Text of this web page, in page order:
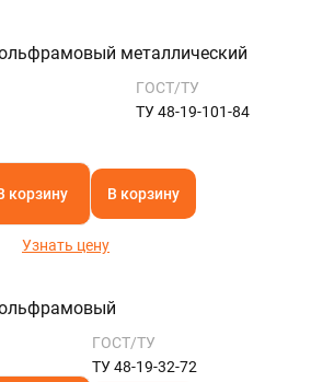
металлический
ГОСТ/ТУ
ТУ 48-19-101-84
корзину В корзину
Узнать цену
ГОСТ/ТУ
ТУ 48-19-32-72